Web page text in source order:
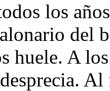
los
del
huele. A